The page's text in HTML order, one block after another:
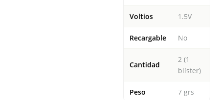
Voltios 1.5V
Recargable No
Cantidad
2 (1
blíster)
Peso 7 grs